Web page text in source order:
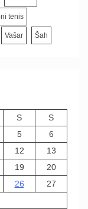
tenis
Vašar Šah
S
S
5
6
12
13
19
20
26
27